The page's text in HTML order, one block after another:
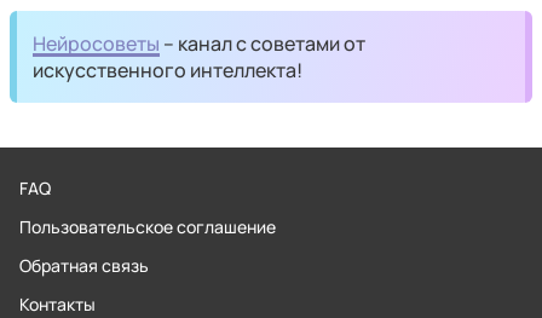
Нейросоветы – канал с советами от
искусственного интеллекта!
FAQ
Пользовательское соглашение
Обратная связь
Контакты